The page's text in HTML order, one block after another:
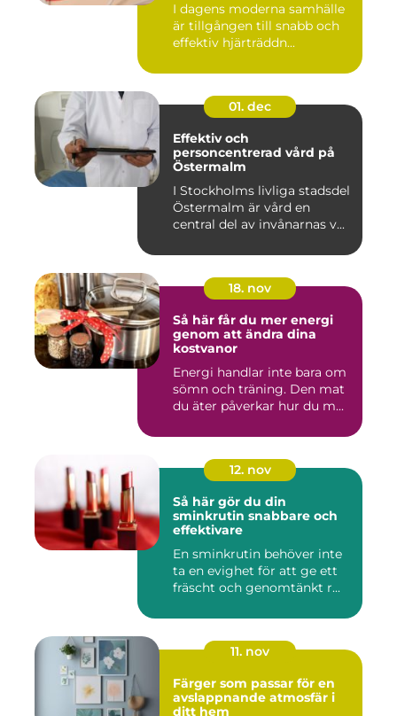
I dagens moderna samhälle
är tillgången till snabb och
effektiv hjärträddn...
01. dec
Effektiv och
personcentrerad vård på
Östermalm
I Stockholms livliga stadsdel
Östermalm är vård en
central del av invånarnas v...
18. nov
Så här får du mer energi
genom att ändra dina
kostvanor
Energi handlar inte bara om
sömn och träning. Den mat
du äter påverkar hur du m...
12. nov
Så här gör du din
sminkrutin snabbare och
effektivare
En sminkrutin behöver inte
ta en evighet för att ge ett
fräscht och genomtänkt r...
11. nov
Färger som passar för en
avslappnande atmosfär i
ditt hem